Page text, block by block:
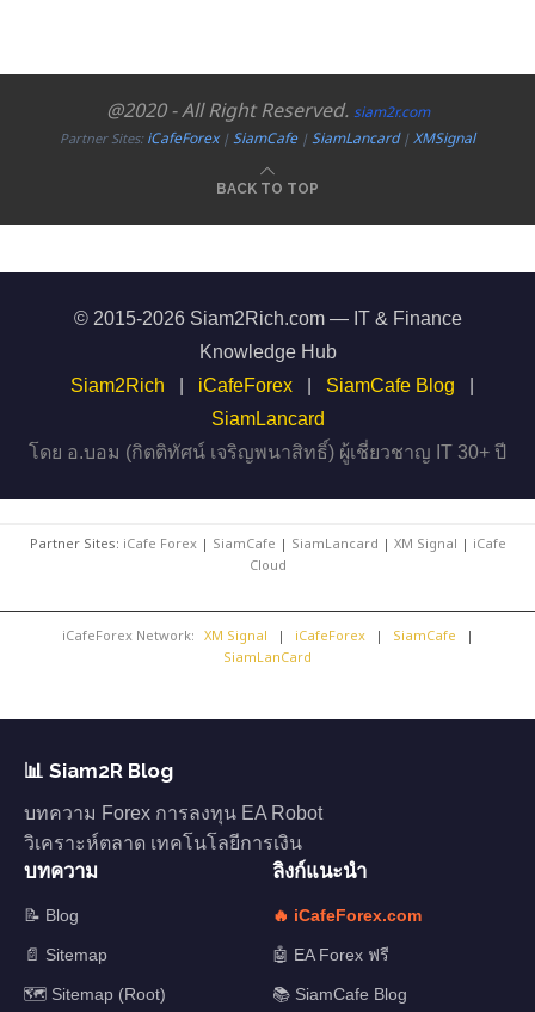
@2020 - All Right Reserved. siam2r.com
Partner Sites:iCafeForex|SiamCafe|SiamLancard|XMSignal
BACK TO TOP
© 2015-2026 Siam2Rich.com — IT & Finance
Knowledge Hub
Siam2Rich
iCafeForex SiamCafe Blog
SiamLancard
โดย อ.บอม (กิตติทัศน์ เจริญพนาสิทธิ์) ผู้เชี่ยวชาญ IT 30+ ปี
Partner Sites: iCafe Forex| SiamCafe | SiamLancard | XM Signal | iCafe
Cloud
iCafeForex Network: XM Signal | iCafeForex | SiamCafe
|
SiamLanCard
📊 Siam2R Blog
บทความ Forex การลงทุน EA Robot
วิเคราะห์ตลาด เทคโนโลยีการเงิน
บทความ
📝 Blog
📄 Sitemap
🗺️ Sitemap (Root)
ลิงก์แนะนำ
🔥 iCafeForex.com
🤖 EA Forex ฟรี
📚 SiamCafe Blog